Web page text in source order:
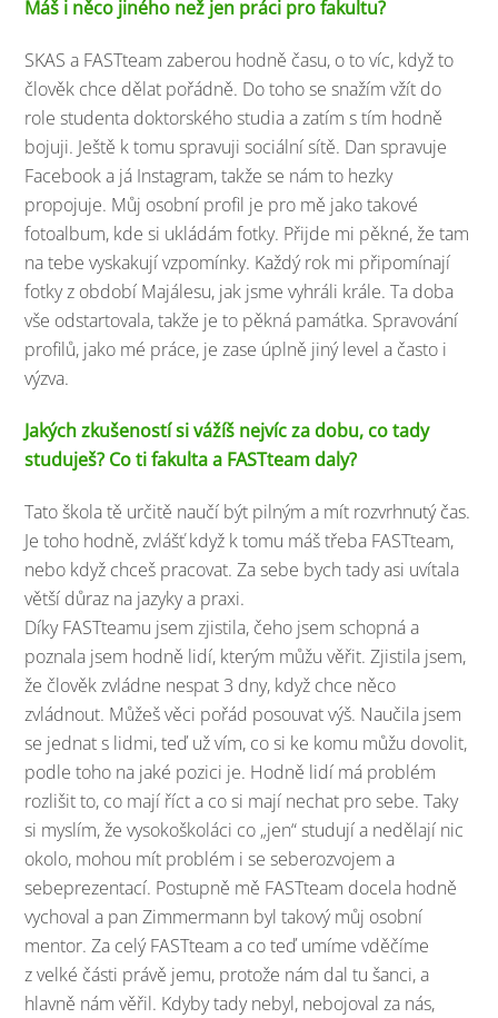
Máš i něco jiného než jen práci pro fakultu?
SKAS a FASTteam zaberou hodně času, o to víc, když to
člověk chce dělat pořádně. Do toho se snažím vžít do
role studenta doktorského studia a zatím s tím hodně
bojuji. Ještě k tomu spravuji sociální sítě. Dan spravuje
Facebook a já Instagram, takže se nám to hezky
propojuje. Můj osobní profil je pro mě jako takové
fotoalbum, kde si ukládám fotky. Přijde mi pěkné, že tam
na tebe vyskakují vzpomínky. Každý rok mi připomínají
fotky z období Majálesu, jak jsme vyhráli krále. Ta doba
vše odstartovala, takže je to pěkná památka. Spravování
profilů, jako mé práce, je zase úplně jiný level a často i
výzva.
Jakých zkušeností si vážíš nejvíc za dobu, co tady
studuješ? Co ti fakulta a FASTteam daly?
Tato škola tě určitě naučí být pilným a mít rozvrhnutý čas.
Je toho hodně, zvlášť když k tomu máš třeba FASTteam,
nebo když chceš pracovat. Za sebe bych tady asi uvítala
větší důraz na jazyky a praxi.
Díky FASTteamu jsem zjistila, čeho jsem schopná a
poznala jsem hodně lidí, kterým můžu věřit. Zjistila jsem,
že člověk zvládne nespat 3 dny, když chce něco
zvládnout. Můžeš věci pořád posouvat výš. Naučila jsem
se jednat s lidmi, teď už vím, co si ke komu můžu dovolit,
podle toho na jaké pozici je. Hodně lidí má problém
rozlišit to, co mají říct a co si mají nechat pro sebe. Taky
si myslím, že vysokoškoláci co „jen“ studují a nedělají nic
okolo, mohou mít problém i se seberozvojem a
sebeprezentací. Postupně mě FASTteam docela hodně
vychoval a pan Zimmermann byl takový můj osobní
mentor. Za celý FASTteam a co teď umíme vděčíme
z velké části právě jemu, protože nám dal tu šanci, a
hlavně nám věřil. Kdyby tady nebyl, nebojoval za nás,